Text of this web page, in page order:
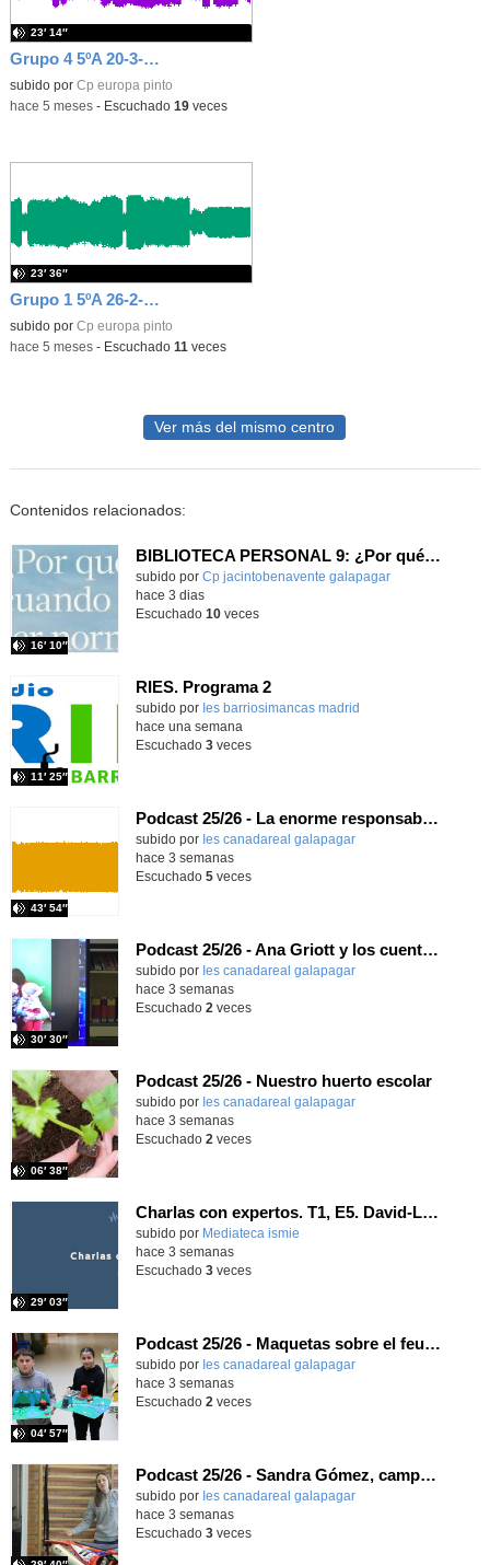
Grupo 4 5ºA 20-3-2026 PROGRAMA
subido por Cp europa pinto
23′ 14″
-hace 5 meses- Escuchado 19veces
Grupo 1 5ºA 26-2-2026 PROGRAMA
subido por Cp europa pinto
23′ 36″
-hace 5 meses- Escuchado 11veces
Ver más del mismo centro
Contenidos relacionados:
BIBLIOTECA PERSONAL 9: ¿Por qué ser feliz cuando puedes ser normal?
Contenido educativo.
subido por Cp jacintobenavente galapagar
16′ 10″
-
hace 3 dias
Escuchado 10veces
RIES. Programa 2
Contenido educativo.
subido por Ies barriosimancas madrid
11′ 25″
hace una semana
Escuchado 3veces
Podcast 25/26 - La enorme responsabilidad de ser juez
subido por Ies canadareal galapagar
43′ 54″
-
hace 3 semanas
Escuchado 5veces
Podcast 25/26 - Ana Griott y los cuentos de las voces olvidadas
subido por Ies canadareal galapagar
30′ 30″
-
hace 3 semanas
Escuchado 2 veces
Podcast 25/26 - Nuestro huerto escolar
subido por Ies canadareal galapagar
06′ 38″
-
hace 3 semanas
Escuchado 2 veces
Charlas con expertos. T1, E5. David-Li Ilundáin Reviriego
subido por Mediateca ismie
29′ 03″
hace 3 semanas
Escuchado 3veces
Podcast 25/26 - Maquetas sobre el feudalismo
subido por Ies canadareal galapagar
04′ 57″
-
hace 3 semanas
Escuchado 2 veces
Podcast 25/26 - Sandra Gómez, campeona de Enduro
subido por Ies canadareal galapagar-
hace 3 semanas
Escuchado 3veces